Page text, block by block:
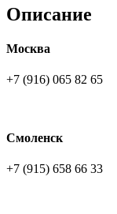
Описание
Москва
+7 (916) 065 82 65
Смоленск
+7 (915) 658 66 33